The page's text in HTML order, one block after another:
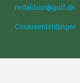
redaktion@golf.dk
Cookieindstillinger